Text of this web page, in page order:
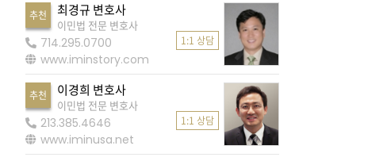
추천 최경규 변호사
이민법 전문 변호사
714.295.0700
www.iminstory.com
1:1 상담
추천 이경희 변호사
이민법 전문 변호사
213.385.4646
www.iminusa.net
1:1 상담